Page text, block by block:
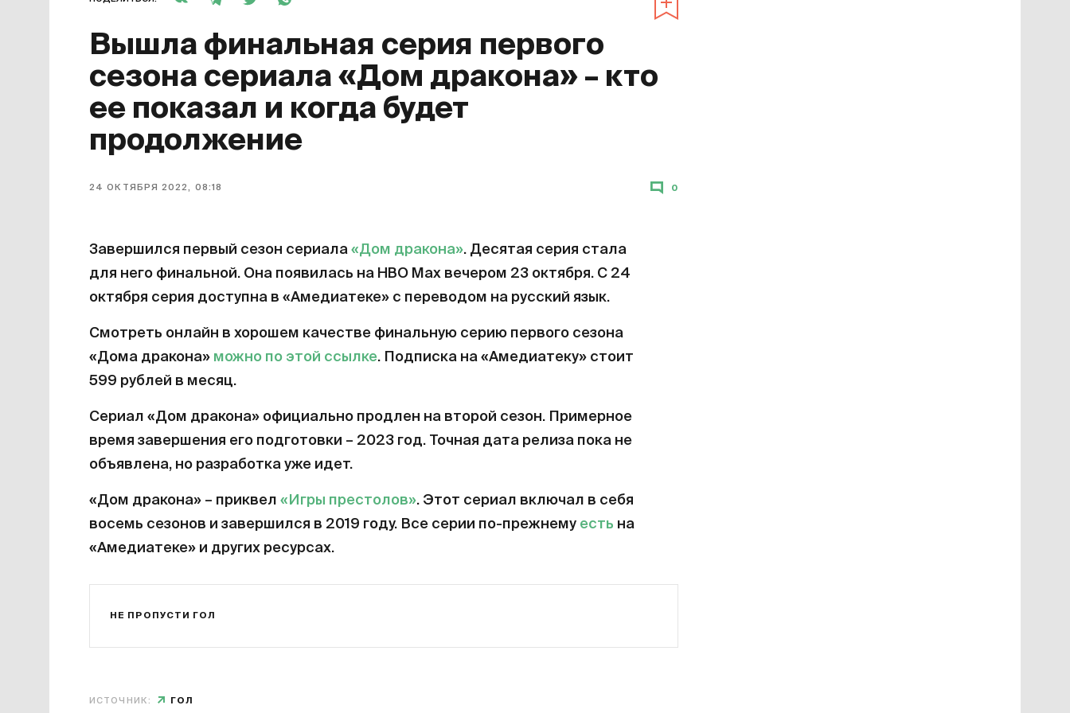
Вышла финальная серия первого
сезона сериала «Дом дракона» – кто
ее показал и когда будет
продолжение
24 ОКТЯБРЯ 2022, 08:18 0
Завершился первый сезон сериала «Дом дракона». Десятая серия стала
для него финальной. Она появилась на HBO Max вечером 23 октября. С 24
октября серия доступна в «Амедиатеке» с переводом на русский язык.
Смотреть онлайн в хорошем качестве финальную серию первого сезона
«Дома дракона» можно по этой ссылке. Подписка на «Амедиатеку» стоит
599 рублей в месяц.
Сериал «Дом дракона» официально продлен на второй сезон. Примерное
время завершения его подготовки – 2023 год. Точная дата релиза пока не
объявлена, но разработка уже идет.
«Дом дракона» – приквел «Игры престолов». Этот сериал включал в себя
восемь сезонов и завершился в 2019 году. Все серии по-прежнему есть на
«Амедиатеке» и других ресурсах.
НЕ ПРОПУСТИ ГОЛ
ИСТОЧНИК: ГОЛ